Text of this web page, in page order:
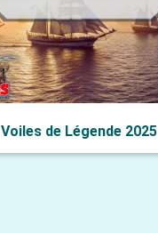
Voiles de Légende 2025